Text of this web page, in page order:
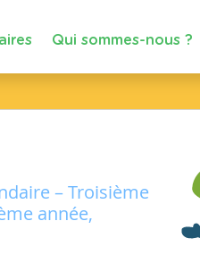
Qui sommes-nous ?
– Troisième
année,